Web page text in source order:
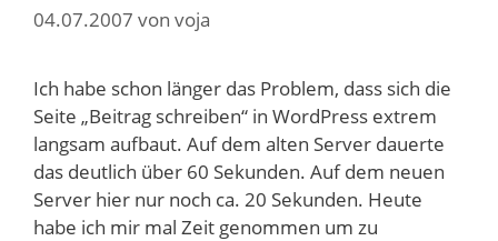
04.07.2007 von voja
Ich habe schon länger das Problem, dass sich die
Seite „Beitrag schreiben“ in WordPress extrem
langsam aufbaut. Auf dem alten Server dauerte
das deutlich über 60 Sekunden. Auf dem neuen
Server hier nur noch ca. 20 Sekunden. Heute
habe ich mir mal Zeit genommen um zu